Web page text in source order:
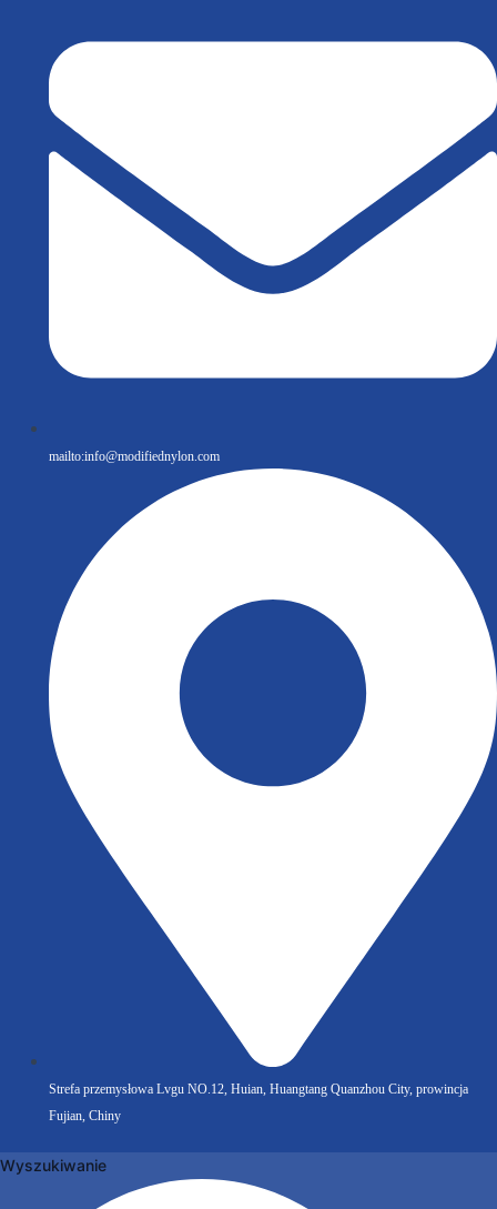
mailto:info@modifiednylon.com
Strefa przemysłowa Lvgu NO.12, Huian, Huangtang Quanzhou City, prowincja
Fujian, Chiny
Wyszukiwanie